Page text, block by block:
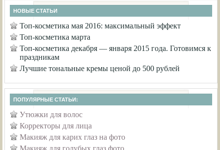
НОВЫЕ СТАТЬИ
Топ-косметика мая 2016: максимальный эффект
Топ-косметика марта
Топ-косметика декабря — января 2015 года. Готовимся к
праздникам
Лучшие тональные кремы ценой до 500 рублей
ПОПУЛЯРНЫЕ СТАТЬИ:
Утюжки для волос
Корректоры для лица
Макияж для карих глаз на фото
Макияж для голубых глаз фото